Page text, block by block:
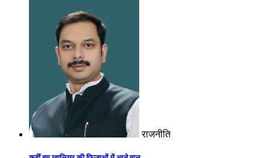
राजनीति